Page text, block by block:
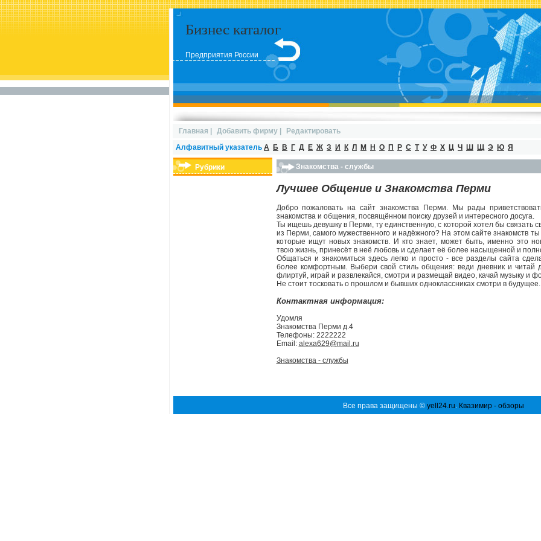
Бизнес каталог
Предприятия России
Главная Добавить фирму
Редактировать
Алфавитный указатель А Б В Г Д Е Ж З И К Л М Н О П Р С Т У Ф Х Ц Ч Ш Щ Э Ю Я
Знакомства - службы
Лучшее Общение и Знакомства Перми
Добро пожаловать на сайт знакомства Перми. Мы рады
знакомства и общения, посвящённом поиску друзей и интересного досуга.
Ты ищешь девушку в Перми, ту единственную, с которой хотел бы связать
из Перми, самого мужественного и надёжного? На этом сайте знакомств
которые ищут новых знакомств. И кто знает, может быть, именно это
твою жизнь, принесёт в неё любовь и сделает её более насыщенной и
Общаться и знакомиться здесь легко и просто - все разделы сайта
более комфортным. Выбери свой стиль общения: веди дневник и читай
флиртуй, играй и развлекайся, смотри и размещай видео, качай музыку и
Не стоит тосковать о прошлом и бывших одноклассниках смотри в
Контактная информация:
Удомля
Знакомства Перми д.4
Телефоны: 2222222
Email: alexa629@mail.ru
Знакомства - службы
Рубрики
Все права защищены © yell24.ru. Квазимир - обзоры